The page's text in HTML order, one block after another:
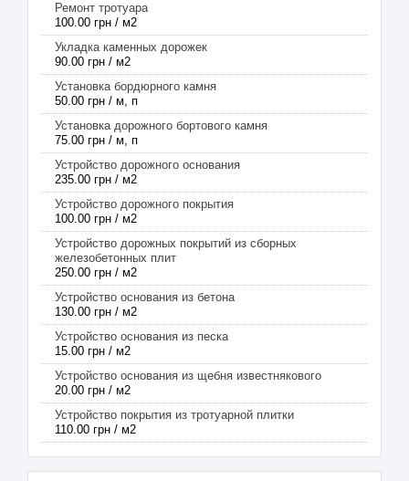
Ремонт тротуара
100.00 грн / м2
Укладка каменных дорожек
90.00 грн / м2
Установка бордюрного камня
50.00 грн / м, п
Установка дорожного бортового камня
75.00 грн / м, п
Устройство дорожного основания
235.00 грн / м2
Устройство дорожного покрытия
100.00 грн / м2
Устройство дорожных покрытий из сборных
железобетонных плит
250.00 грн / м2
Устройство основания из бетона
130.00 грн / м2
Устройство основания из песка
15.00 грн / м2
Устройство основания из щебня известнякового
20.00 грн / м2
Устройство покрытия из тротуарной плитки
110.00 грн / м2